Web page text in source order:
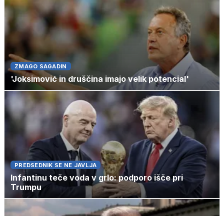
ZMAGO SAGADIN
'Joksimović in druščina imajo velik potencial'
PREDSEDNIK SE NE JAVLJA
Infantinu teče voda v grlo: podporo išče pri
Trumpu